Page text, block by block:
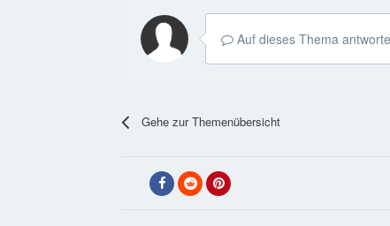
Auf dieses Thema
Gehe zur Themenübersicht